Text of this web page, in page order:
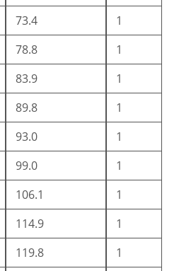
73.4
1
78.8
1
83.9
1
89.8
1
93.0
1
99.0
1
106.1
1
114.9
1
119.8
1